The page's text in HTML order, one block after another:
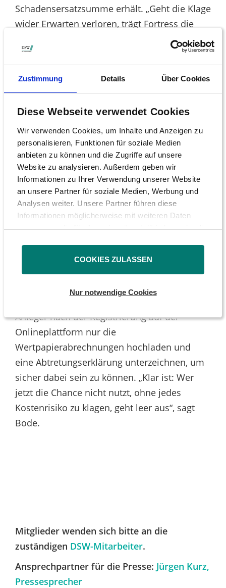
Zustimmung Details Über Cookies
Diese Webseite verwendet Cookies
Wir verwenden Cookies, um Inhalte und Anzeigen zu
personalisieren, Funktionen für soziale Medien
anbieten zu können und die Zugriffe auf unsere
Website zu analysieren. Außerdem geben wir
Informationen zu Ihrer Verwendung unserer Website
an unsere Partner für soziale Medien, Werbung und
Analysen weiter. Unsere Partner führen diese
Informationen möglicherweise mit weiteren Daten
zusammen, die Sie ihnen bereitgestellt haben oder die
COOKIES ZULASSEN
Nur notwendige Cookies
Schadensersatzsumme erhält. „Geht die Klage
wider Erwarten verloren, trägt Fortress die
kompletten Kosten“, ergänzt Nieding.
Für die betroffenen Aktionäre geht es dabei
um viel Geld: „Mindestens der sogenannte
Kursdifferenzschaden von 59,50 Euro je VW-
kommt als Schadenersatz in Betracht. Das ist
der Betrag, den die Investoren zu viel gezahlt
haben, weil die Information zu der
Manipulationssoftware dem Kapitalmarkt
nicht bekannt war“, sagt Tüngler. Möglich sei
sogar, dass der Rückabwicklungsschaden in
Höhe des kompletten Einstandspreises der
Aktien zur Schadensersatzberechnung
herangezogen werde.
Anleger nach der Registrierung auf der
Onlineplattform nur die
Wertpapierabrechnungen hochladen und
eine Abtretungserklärung unterzeichnen, um
sicher dabei sein zu können. „Klar ist: Wer
jetzt die Chance nicht nutzt, ohne jedes
Kostenrisiko zu klagen, geht leer aus“, sagt
Bode.
Mitglieder wenden sich bitte an die
zuständigen DSW-Mitarbeiter.
Ansprechpartner für die Presse: Jürgen Kurz,
Pressesprecher